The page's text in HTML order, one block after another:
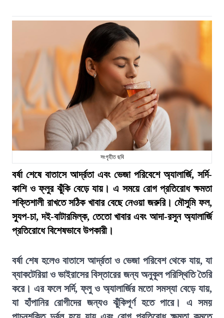
সংগৃহীত ছবি
বর্ষা শেষে বাতাসে আর্দ্রতা এবং ভেজা পরিবেশে অ্যালার্জি, সর্দি-
কাশি ও ফ্লুর ঝুঁকি বেড়ে যায়। এ সময়ে রোগ প্রতিরোধ ক্ষমতা
শক্তিশালী রাখতে সঠিক খাবার বেছে নেওয়া জরুরি। মৌসুমি ফল,
স্যুপ-চা, দই-বাটারমিল্ক, তেতো খাবার এবং আদা-রসুন অ্যালার্জি
প্রতিরোধে বিশেষভাবে উপকারী।
বর্ষা শেষ হলেও বাতাসে আর্দ্রতা ও ভেজা পরিবেশ থেকে যায়, যা
ব্যাকটেরিয়া ও ভাইরাসের বিস্তারের জন্য অনুকূল পরিস্থিতি তৈরি
করে। এর ফলে সর্দি, ফ্লু ও অ্যালার্জির মতো সমস্যা বেড়ে যায়,
যা হাঁপানির রোগীদের জন্যও ঝুঁকিপূর্ণ হতে পারে। এ সময়